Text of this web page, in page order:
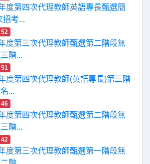
度第四次代理教師英語專長甄選簡
招考...
52
度第三次代理教師甄選第二階段無
階...
51
度第四次代理教師(英語專長)第三階
...
46
度第四次代理教師甄選第二階段無
階...
42
度第三次代理教師甄選第一階段無